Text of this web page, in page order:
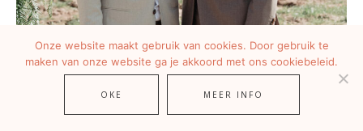
Onze website maakt gebruik van cookies. Door gebruik te
maken van onze website ga je akkoord met ons cookiebeleid.
OKE MEER INFO